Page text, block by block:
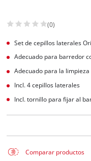
(0)
Set de cepillos laterales
Adecuado para barredor
Adecuado para la
Incl. 4 cepillos laterales
Incl. tornillo para fijar al
Comparar productos